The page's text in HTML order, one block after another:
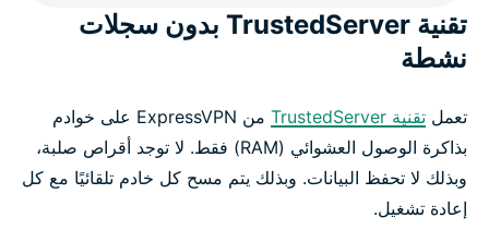
تقنية TrustedServer بدون سجلات
نشطة
تعمل تقنية TrustedServer
من ExpressVPN على خوادم
بذاكرة الوصول العشوائي (RAM) فقط. لا توجد أقراص صلبة،
وبذلك لا تحفظ البيانات. وبذلك يتم مسح كل خادم تلقائيًا مع كل
إعادة تشغيل.